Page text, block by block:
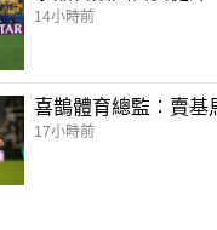
14小時前
喜鵲體育總監：賣基
17小時前